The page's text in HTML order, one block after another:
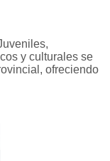
y culturales se
ofreciendo